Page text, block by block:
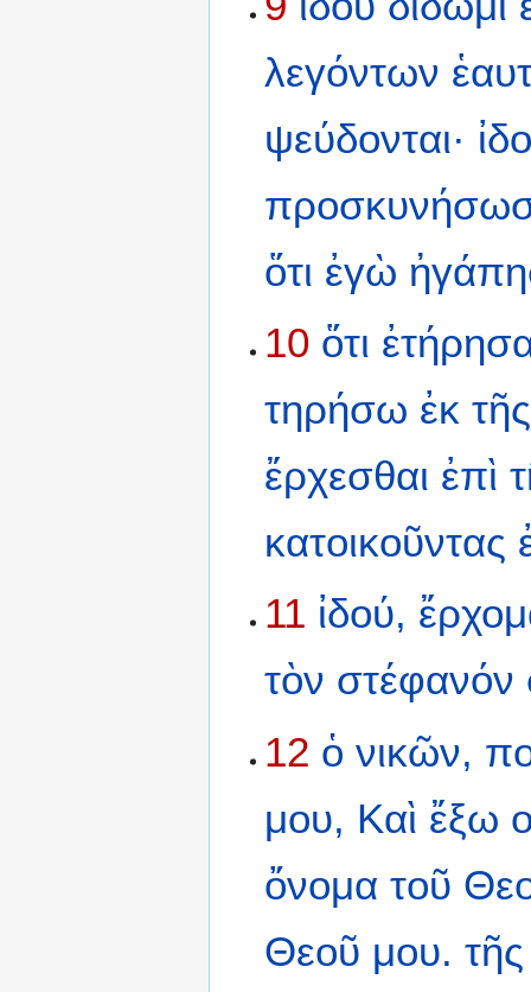
λεγόντων
ψεύδονται·
ὅτι ἐγὼ
10 ὅτι
τηρήσω ἐκ τῆς
ἔρχεσθαι ἐπὶ
κατοικοῦντας
11 ἰδού,
τὸν στέφανόν
12 ὁ νικῶν,
μου, Καὶ ἔξω
ὄνομα τοῦ
Θεοῦ μου. τῆς